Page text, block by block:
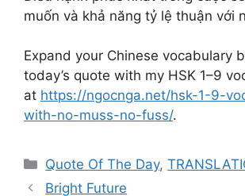
muốn và khả năng tỷ lệ thuận với
Expand your Chinese vocabulary
today’s quote with my HSK 1–9
at https://ngocnga.net/hsk-1-9-
with-no-muss-no-fuss/.
Categories
Quote Of The Day,
Bright Future